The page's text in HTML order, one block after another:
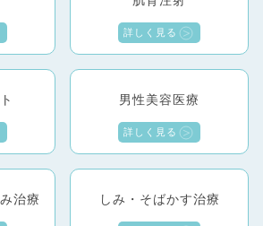
詳しく見る
男性美容医療
詳しく見る
治療 しみ・そばかす治療